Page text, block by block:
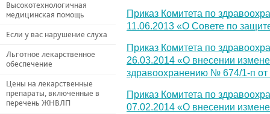
Высокотехнологичная
медицинская помощь
Если у вас нарушение слуха
Льготное лекарственное
обеспечение
Цены на лекарственные
препараты, включенные в
перечень ЖНВЛП
Приказ Комитета по
11.06.2013 «О Совете по
Приказ Комитета по
26.03.2014 «О внесении
здравоохранению № 674/1-п от
Приказ Комитета по
07.02.2014 «О внесении